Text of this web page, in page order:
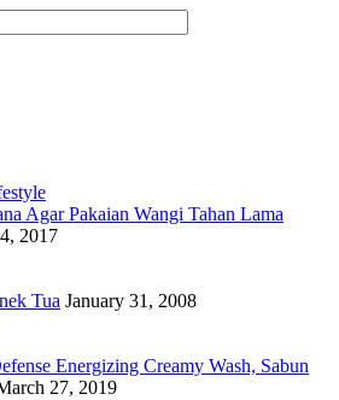
Agar Pakaian Wangi Tahan Lama
2017
Tua January 31, 2008
Energizing Creamy Wash, Sabun
27, 2019